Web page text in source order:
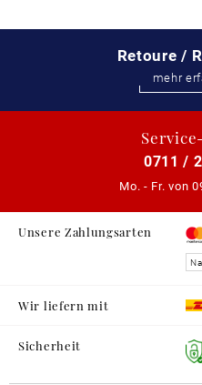
Retoure /
mehr
0711 /
Mo. - Fr. von
Unsere Zahlungsarten
Wir liefern mit
Sicherheit